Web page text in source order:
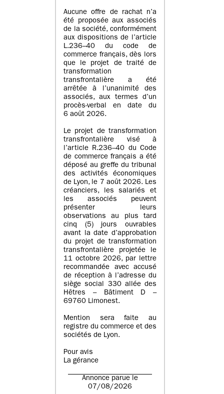
Aucune offre de rachat n’a
été proposée aux associés
de la société, conformément
aux dispositions de l’article
L.236–40 du code de
commerce français, dès lors
que le projet de traité de
transformation
transfrontalière a été
arrêtée à l’unanimité des
associés, aux termes d’un
procès-verbal en date du
6 août 2026.
Le projet de transformation
transfrontalière visé à
l’article R.236–40 du Code
de commerce français a été
déposé au greffe du tribunal
des activités économiques
de Lyon, le 7 août 2026. Les
créanciers, les salariés et
les associés peuvent
présenter leurs
observations au plus tard
cinq (5) jours ouvrables
avant la date d’approbation
du projet de transformation
transfrontalière projetée le
11 octobre 2026, par lettre
recommandée avec accusé
de réception à l’adresse du
siège social 330 allée des
Hêtres – Bâtiment D –
69760 Limonest.
Mention sera faite au
registre du commerce et des
sociétés de Lyon.
Pour avis
La gérance
Annonce parue le
07/08/2026